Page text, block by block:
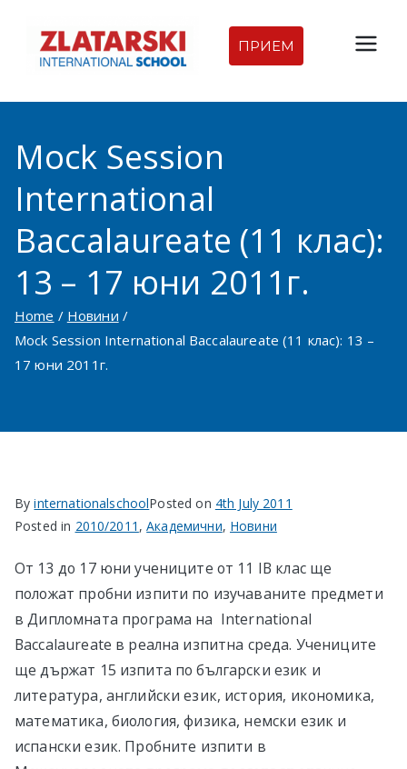
content
Междуна
родна
гимназия
Златарск
и |
Междуна
родно
в София
ПРИЕМ
Mock Session
International
Baccalaureate (11 клас):
13 – 17 юни 2011г.
Home
Новини
Mock Session International Baccalaureate (11 клас): 13 –
17 юни 2011г.
ByinternationalschoolPosted on 4th July 2011
Posted in 2010/2011 ,Академични, Новини
От 13 до 17 юни учениците от 11 IB клас ще
положат пробни изпити по изучаваните предмети
в Дипломната програма на International
Baccalaureate в реална изпитна среда. Учениците
ще държат 15 изпита по български език и
литература, английски език, история, икономика,
математика, биология, физика, немски език и
испански език. Пробните изпити в